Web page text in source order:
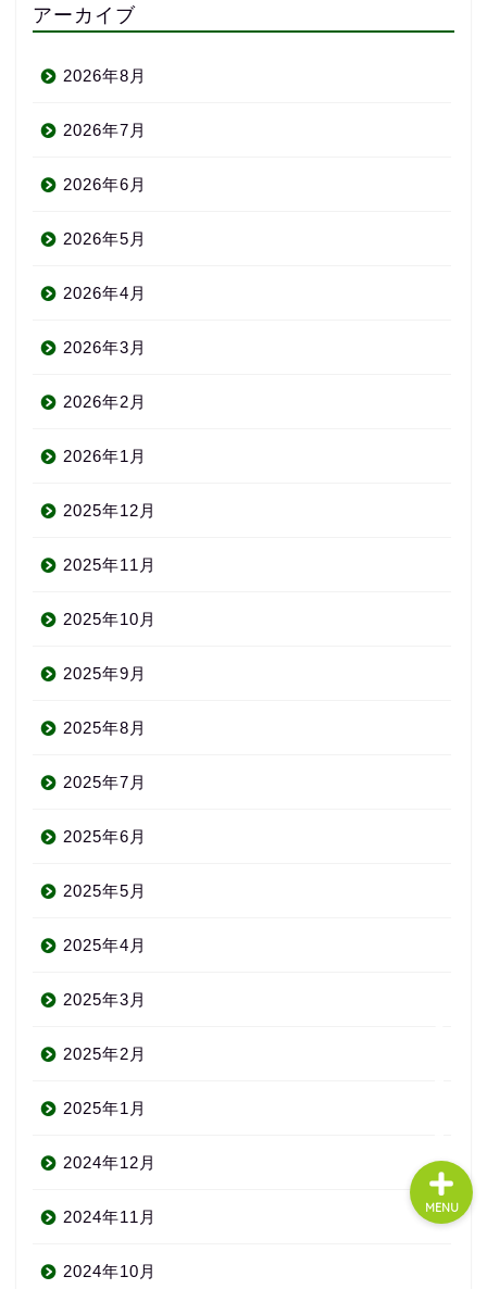
アーカイブ
2026年8月
2026年7月
2026年6月
2026年5月
2026年4月
2026年3月
2026年2月
2026年1月
2025年12月
2025年11月
2025年10月
2025年9月
2025年8月
2025年7月
2025年6月
2025年5月
2025年4月
2025年3月
2025年2月
2025年1月
2024年12月
2024年11月
2024年10月
MENU